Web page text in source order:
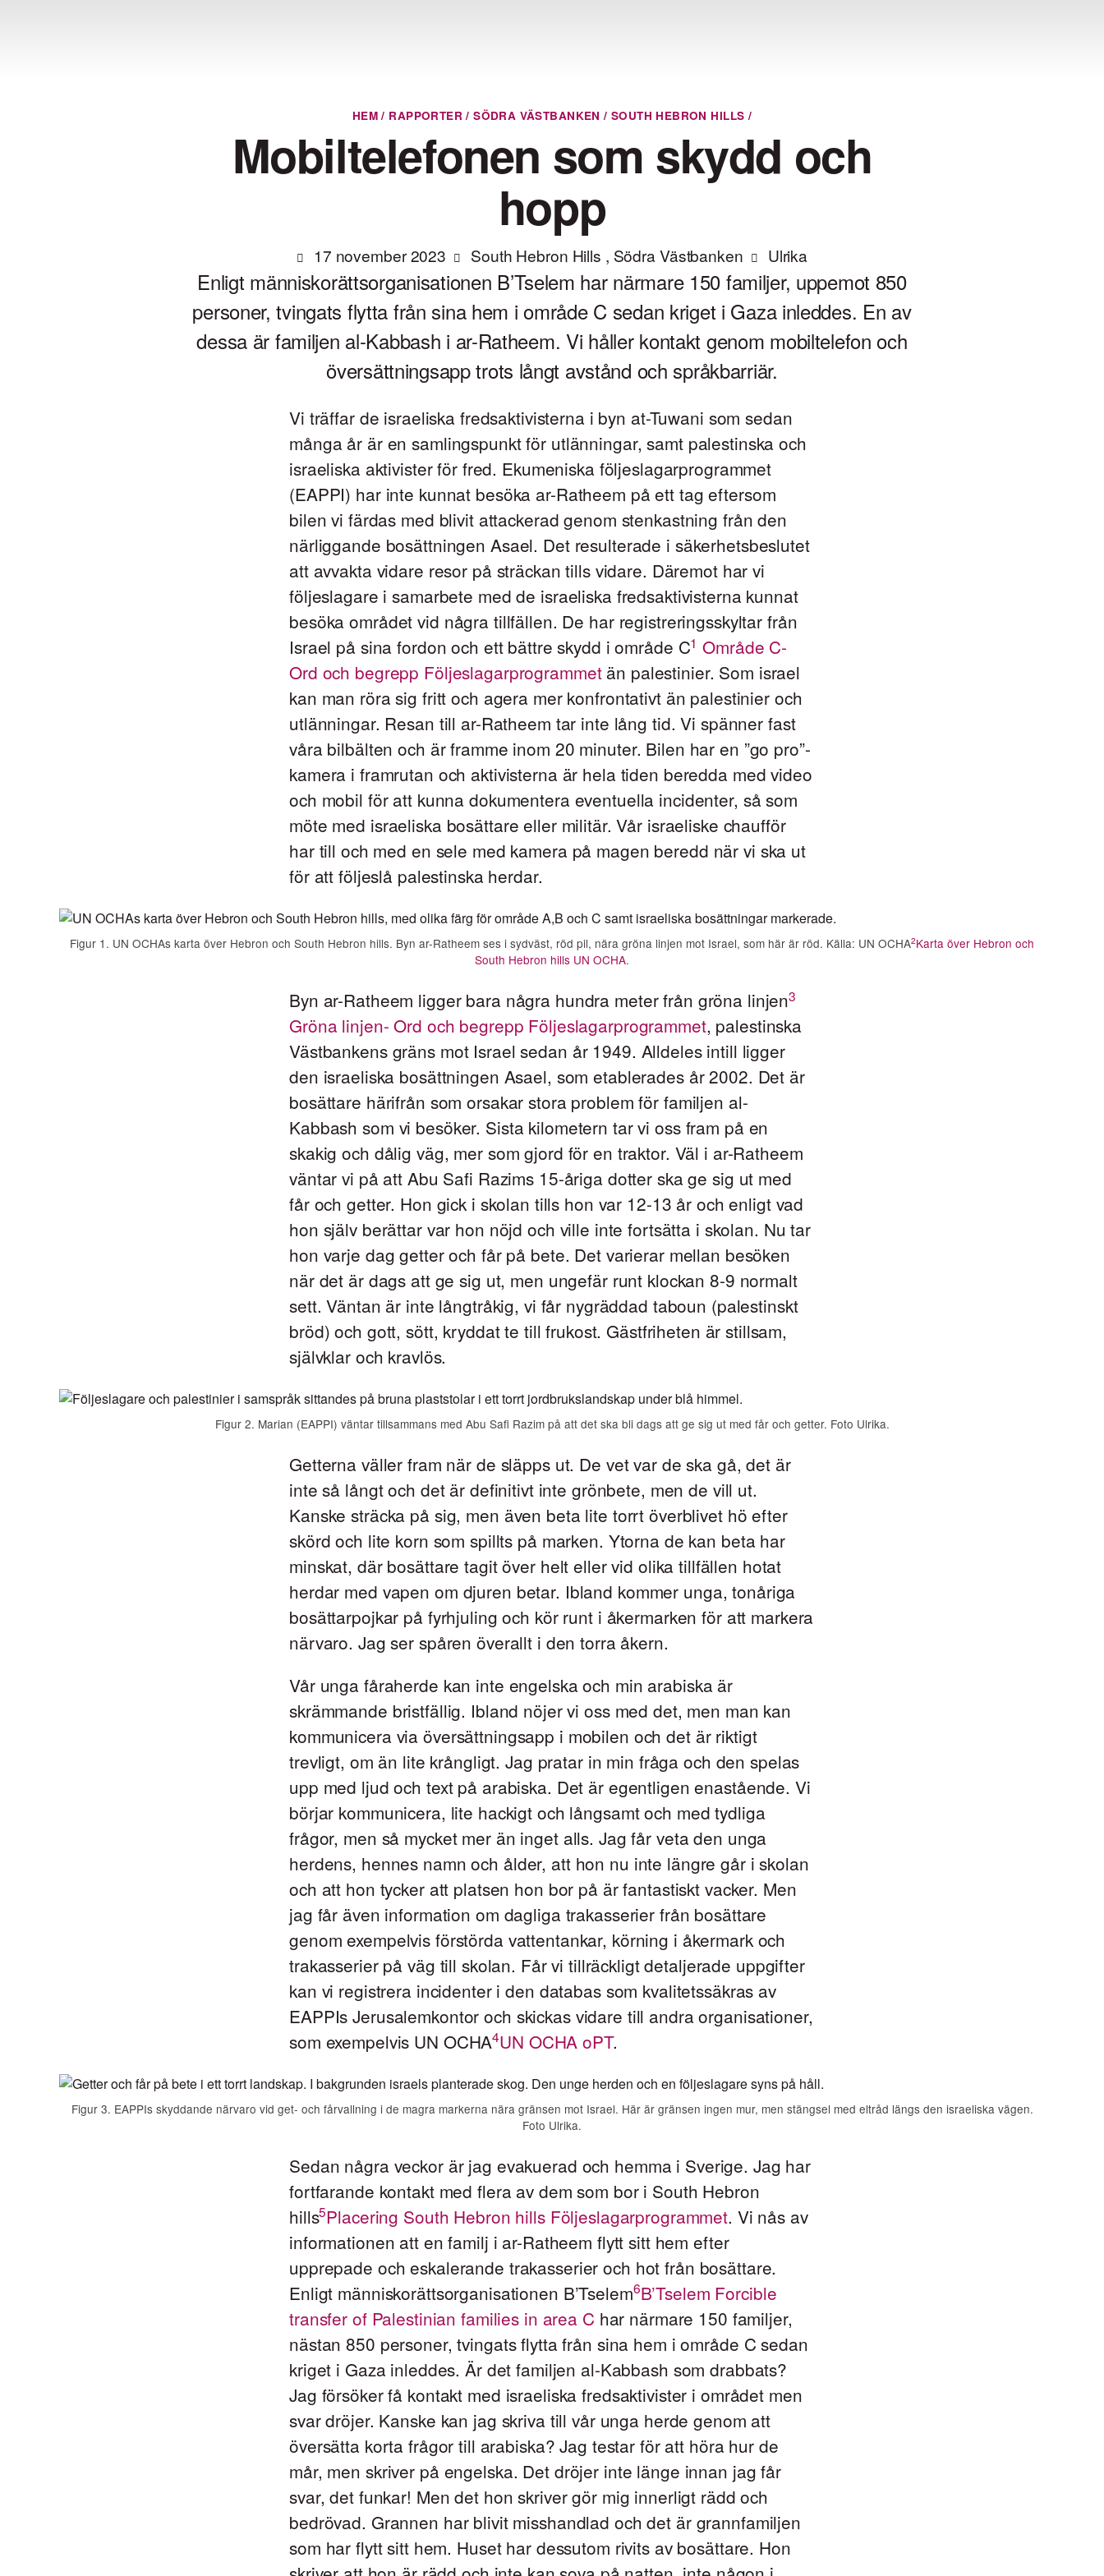
HEM / RAPPORTER /SÖDRA VÄSTBANKEN / SOUTH HEBRON HILLS /
Mobiltelefonen som skydd och
hopp
17 november 2023 South Hebron Hills , Södra Västbanken Ulrika
Enligt människorättsorganisationen B’Tselem har närmare 150 familjer, uppemot 850
personer, tvingats flytta från sina hem i område C sedan kriget i Gaza inleddes. En av
dessa är familjen al-Kabbash i ar-Ratheem. Vi håller kontakt genom mobiltelefon och
översättningsapp trots långt avstånd och språkbarriär.
Vi träffar de israeliska fredsaktivisterna i byn at-Tuwani som sedan
många år är en samlingspunkt för utlänningar, samt palestinska och
israeliska aktivister för fred. Ekumeniska följeslagarprogrammet
(EAPPI) har inte kunnat besöka ar-Ratheem på ett tag eftersom
bilen vi färdas med blivit attackerad genom stenkastning från den
närliggande bosättningen Asael. Det resulterade i säkerhetsbeslutet
att avvakta vidare resor på sträckan tills vidare. Däremot har vi
följeslagare i samarbete med de israeliska fredsaktivisterna kunnat
besöka området vid några tillfällen. De har registreringsskyltar från
Israel på sina fordon och ett bättre skydd i område C1 Område C-
Ord och begrepp Följeslagarprogrammet än palestinier. Som israel
kan man röra sig fritt och agera mer konfrontativt än palestinier och
utlänningar. Resan till ar-Ratheem tar inte lång tid. Vi spänner fast
våra bilbälten och är framme inom 20 minuter. Bilen har en ”go pro”-
kamera i framrutan och aktivisterna är hela tiden beredda med video
och mobil för att kunna dokumentera eventuella incidenter, så som
möte med israeliska bosättare eller militär. Vår israeliske chaufför
har till och med en sele med kamera på magen beredd när vi ska ut
för att följeslå palestinska herdar.
Figur 1. UN OCHAs karta över Hebron och South Hebron hills. Byn ar-Ratheem ses i sydväst, röd pil, nära gröna linjen mot Israel, som här är röd. Källa: UN OCHA2Karta över Hebron och
South Hebron hills UN OCHA.
Byn ar-Ratheem ligger bara några hundra meter från gröna linjen3
Gröna linjen- Ord och begrepp Följeslagarprogrammet, palestinska
Västbankens gräns mot Israel sedan år 1949. Alldeles intill ligger
den israeliska bosättningen Asael, som etablerades år 2002. Det är
bosättare härifrån som orsakar stora problem för familjen al-
Kabbash som vi besöker. Sista kilometern tar vi oss fram på en
skakig och dålig väg, mer som gjord för en traktor. Väl i ar-Ratheem
väntar vi på att Abu Safi Razims 15-åriga dotter ska ge sig ut med
får och getter. Hon gick i skolan tills hon var 12-13 år och enligt vad
hon själv berättar var hon nöjd och ville inte fortsätta i skolan. Nu tar
hon varje dag getter och får på bete. Det varierar mellan besöken
när det är dags att ge sig ut, men ungefär runt klockan 8-9 normalt
sett. Väntan är inte långtråkig, vi får nygräddad taboun (palestinskt
bröd) och gott, sött, kryddat te till frukost. Gästfriheten är stillsam,
självklar och kravlös.
Figur 2. Marian (EAPPI) väntar tillsammans med Abu Safi Razim på att det ska bli dags att ge sig ut med får och getter. Foto Ulrika.
Getterna väller fram när de släpps ut. De vet var de ska gå, det är
inte så långt och det är definitivt inte grönbete, men de vill ut.
Kanske sträcka på sig, men även beta lite torrt överblivet hö efter
skörd och lite korn som spillts på marken. Ytorna de kan beta har
minskat, där bosättare tagit över helt eller vid olika tillfällen hotat
herdar med vapen om djuren betar. Ibland kommer unga, tonåriga
bosättarpojkar på fyrhjuling och kör runt i åkermarken för att markera
närvaro. Jag ser spåren överallt i den torra åkern.
Vår unga fåraherde kan inte engelska och min arabiska är
skrämmande bristfällig. Ibland nöjer vi oss med det, men man kan
kommunicera via översättningsapp i mobilen och det är riktigt
trevligt, om än lite krångligt. Jag pratar in min fråga och den spelas
upp med ljud och text på arabiska. Det är egentligen enastående. Vi
börjar kommunicera, lite hackigt och långsamt och med tydliga
frågor, men så mycket mer än inget alls. Jag får veta den unga
herdens, hennes namn och ålder, att hon nu inte längre går i skolan
och att hon tycker att platsen hon bor på är fantastiskt vacker. Men
jag får även information om dagliga trakasserier från bosättare
genom exempelvis förstörda vattentankar, körning i åkermark och
trakasserier på väg till skolan. Får vi tillräckligt detaljerade uppgifter
kan vi registrera incidenter i den databas som kvalitetssäkras av
EAPPIs Jerusalemkontor och skickas vidare till andra organisationer,
som exempelvis UN OCHA4UN OCHA oPT.
Figur 3. EAPPIs skyddande närvaro vid get- och fårvallning i de magra markerna nära gränsen mot Israel. Här är gränsen ingen mur, men stängsel med eltråd längs den israeliska vägen.
Foto Ulrika.
Sedan några veckor är jag evakuerad och hemma i Sverige. Jag har
fortfarande kontakt med flera av dem som bor i South Hebron
hills5Placering South Hebron hills Följeslagarprogrammet. Vi nås av
informationen att en familj i ar-Ratheem flytt sitt hem efter
upprepade och eskalerande trakasserier och hot från bosättare.
Enligt människorättsorganisationen B’Tselem6B’Tselem Forcible
transfer of Palestinian families in area C har närmare 150 familjer,
nästan 850 personer, tvingats flytta från sina hem i område C sedan
kriget i Gaza inleddes. Är det familjen al-Kabbash som drabbats?
Jag försöker få kontakt med israeliska fredsaktivister i området men
svar dröjer. Kanske kan jag skriva till vår unga herde genom att
översätta korta frågor till arabiska? Jag testar för att höra hur de
mår, men skriver på engelska. Det dröjer inte länge innan jag får
svar, det funkar! Men det hon skriver gör mig innerligt rädd och
bedrövad. Grannen har blivit misshandlad och det är grannfamiljen
som har flytt sitt hem. Huset har dessutom rivits av bosättare. Hon